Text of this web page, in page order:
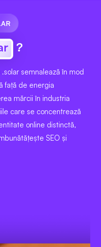
?
semnalează în mod
față de energia
mărcii în industria
care se concentrează
online distinctă,
SEO și